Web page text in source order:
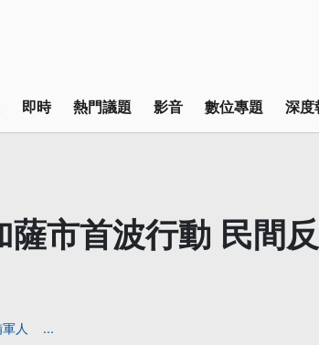
即時 熱門議題 影音 數位專題 深度
薩市首波行動 民間
人 ...